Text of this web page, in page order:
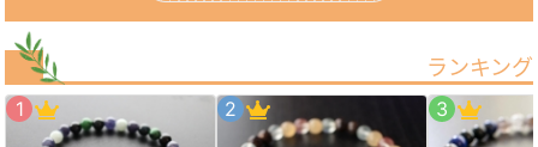
ランキング